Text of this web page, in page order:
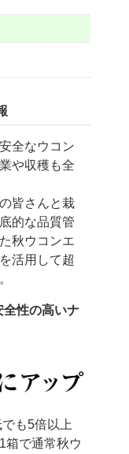
全なウコン
や収穫も全
皆さんと栽
的な品質管
秋ウコンエ
活用して超
全性の高いナ
も5倍以上
箱で通常秋ウ